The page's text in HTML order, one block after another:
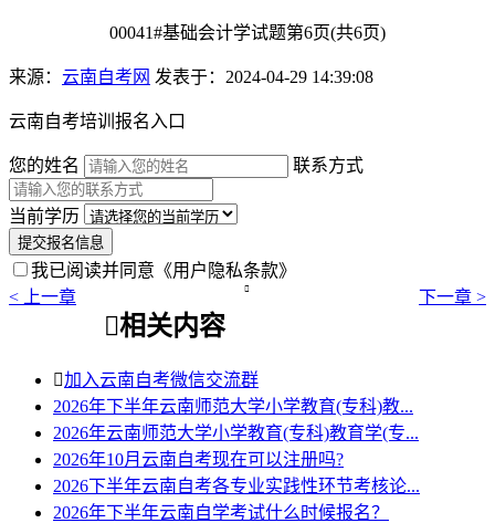
00041#基础会计学试题第6页(共6页)
来源： 云南自考网 发表于：2024-04-29 14:39:08
云南自考培训报名入口
您的姓名 联系方式
当前学历
提交报名信息
我已阅读并同意 《用户隐私条款》
< 上一章
 下一章 >
相关内容
加入云南自考微信交流群
2026年下半年云南师范大学小学教育(专科)教...
2026年云南师范大学小学教育(专科)教育学(专...
2026年10月云南自考现在可以注册吗?
2026下半年云南自考各专业实践性环节考核论...
2026年下半年云南自学考试什么时候报名？